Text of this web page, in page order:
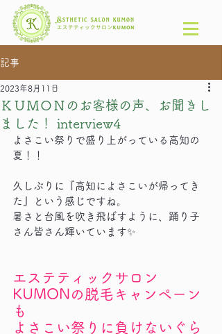
記事
ＫＵＭＯＮのお客様の声、お聞きし
ました！ interview4
2023年8月11日
よさこい祭りで盛り上がっている高知の
夏！！
久しぶりに『高知によさこいが帰ってき
た』という感じですね。
暑さと台風を吹き飛ばすように、踊り子
さん皆さん輝いています✨
エステティックサロン
KUMONの脱毛キャンペーン
も
よさこい祭りに負けないぐら